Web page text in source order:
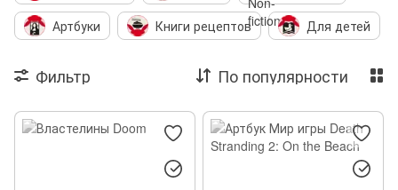
Артбуки
Книги рецептов Для детей
Фильтр По популярности